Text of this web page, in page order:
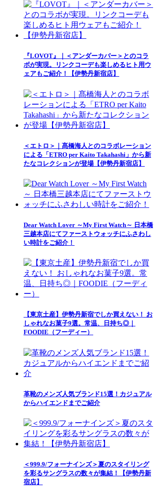
『LOVOT』｜＜アンダーカバー＞とのコラ
ボが実現。リンクコーデも楽しめるヒト用ウ
ェアもご紹介！【伊勢丹新宿店】
＜エトロ＞｜髙橋海人とのコラボレーション
による「ETRO per Kaito Takahashi」から新
たなコレクションが登場【伊勢丹新宿店】
Dear Watch Lover ～My First Watch～ 日本橋
三越本店にてファーストウォッチにふさわし
い時計をご紹介！
【東京土産】伊勢丹新宿でしか買えない！ お
しゃれなお菓子9選。常温、日持ち◎｜
FOODIE（フーディー）
革靴のメンズ人気ブランド15選！カジュアル
からハイエンドまでご紹介
＜999.9/フォーナインズ＞夏のスタイリング
を彩るサングラスの数々が集結！【伊勢丹新
宿店】